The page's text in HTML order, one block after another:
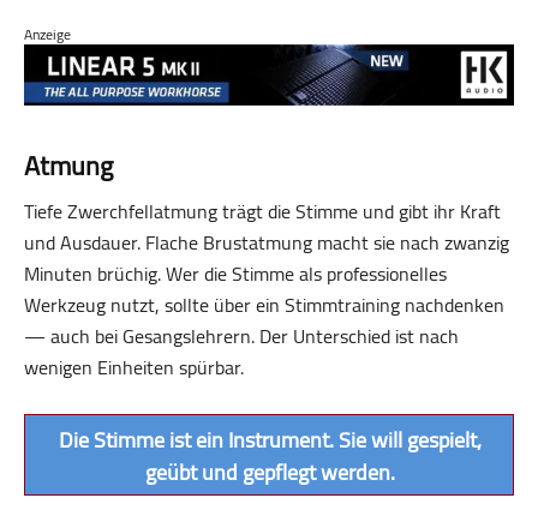
Anzeige
Atmung
Tiefe Zwerchfellatmung trägt die Stimme und gibt ihr Kraft
und Ausdauer. Flache Brustatmung macht sie nach zwanzig
Minuten brüchig. Wer die Stimme als professionelles
Werkzeug nutzt, sollte über ein Stimmtraining nachdenken
— auch bei Gesangslehrern. Der Unterschied ist nach
wenigen Einheiten spürbar.
Die Stimme ist ein Instrument. Sie will gespielt,
geübt und gepflegt werden.